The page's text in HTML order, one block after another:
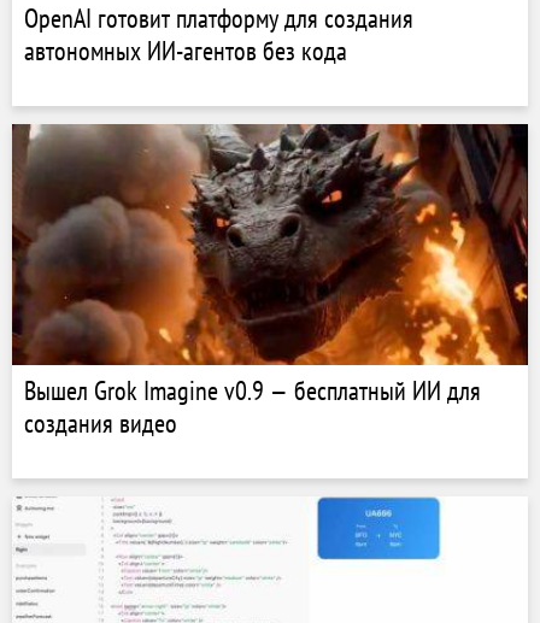
OpenAI готовит платформу для создания
автономных ИИ-агентов без кода
Вышел Grok Imagine v0.9 — бесплатный ИИ для
создания видео